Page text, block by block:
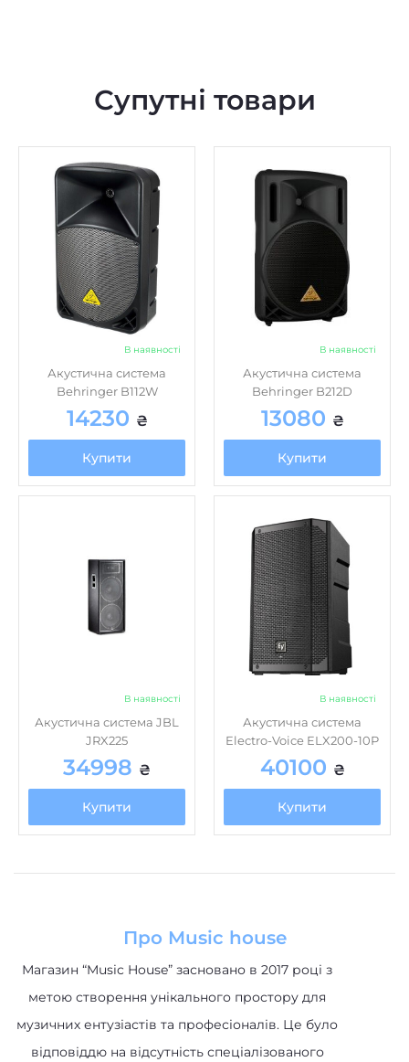
В наявності
Акустична система
Behringer B112W
14230₴
Купити
Акустична система
Behringer B212D
13080
Купити
Акустична система JBL
JRX225
34998
В наявності
Акустична система
Electro-Voice ELX200-10P
40100
Купити
Про Music house
Магазин “Music House” засновано в 2017 році з
інтернет-магазину, де клієнти могли б
отримати доступ до високоякісних музичних
інструментів та обладнання.